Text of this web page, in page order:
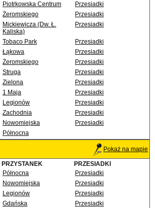
Piotrkowska Centrum
Przesiadki
Żeromskiego
Przesiadki
Mickiewicza (Dw. Ł.
Kaliska)
Przesiadki
Tobaco Park
Przesiadki
Łąkowa
Przesiadki
Żeromskiego
Przesiadki
Struga
Przesiadki
Zielona
Przesiadki
1 Maja
Przesiadki
Legionów
Przesiadki
Zachodnia
Przesiadki
Nowomiejska
Przesiadki
Północna
Pokaż na mapie
PRZYSTANEK
PRZESIADKI
Północna
Przesiadki
Nowomiejska
Przesiadki
Legionów
Przesiadki
Gdańska
Przesiadki